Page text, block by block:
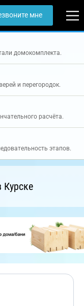
мне
домокомплекта.
и перегородок.
расчёта.
этапов.